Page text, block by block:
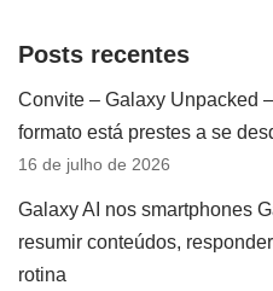
Posts recentes
Convite – Galaxy Unpacked
formato está prestes a se
16 de julho de 2026
Galaxy AI nos smartphones
resumir conteúdos,
rotina